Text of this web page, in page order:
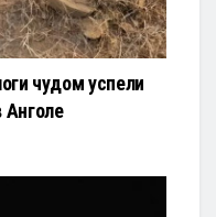
чудом успели
Анголе